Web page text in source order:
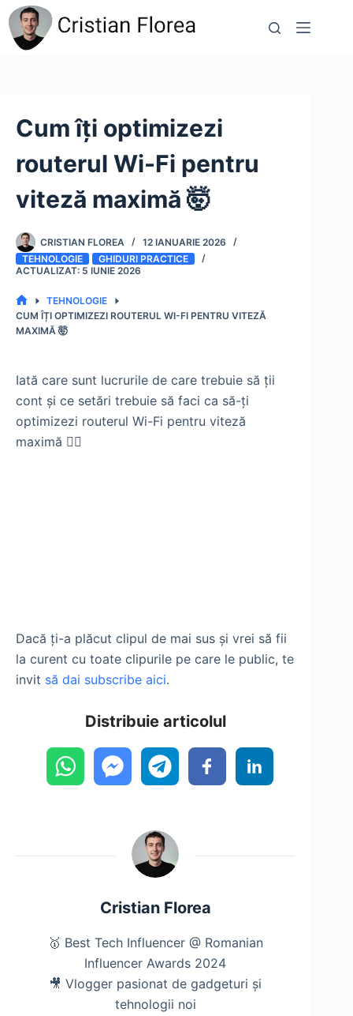
Sari
la
conținut
Cum îți optimizezi
routerul Wi-Fi pentru
viteză maximă 🤯
CRISTIAN FLOREA
12 IANUARIE 2026
TEHNOLOGIE
GHIDURI PRACTICE
5 IUNIE 2026
PRIMA
PAGINĂ
TEHNOLOGIE
CUM ÎȚI OPTIMIZEZI ROUTERUL WI-FI PENTRU VITEZĂ
MAXIMĂ 🤯
Iată care sunt lucrurile de care trebuie să ții
cont și ce setări trebuie să faci ca să-ți
optimizezi routerul Wi-Fi pentru viteză
maximă 👇🏼
Dacă ți-a plăcut clipul de mai sus și vrei să fii
la curent cu toate clipurile pe care le public, te
invit să dai subscribe aici.
Distribuie articolul
Cristian Florea
🥇 Best Tech Influencer @ Romanian
Influencer Awards 2024
🎥 Vlogger pasionat de gadgeturi și
tehnologii noi